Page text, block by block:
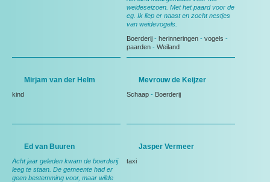
weideseizoen. Met het paard voor de
eg. Ik liep er naast en zocht nestjes
van weidevogels.
Boerderij - herinneringen - vogels -
paarden - Weiland
Mirjam van der Helm
kind
Mevrouw de Keijzer
Schaap - Boerderij
Ed van Buuren
Acht jaar geleden kwam de boerderij
leeg te staan. De gemeente had er
geen bestemming voor, maar wilde
Jasper Vermeer
taxi